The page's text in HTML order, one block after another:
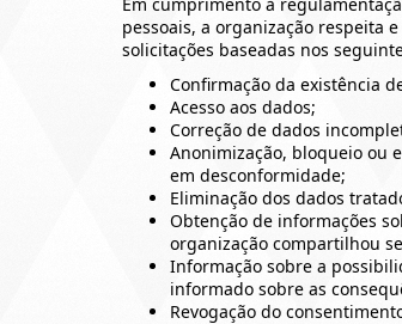
pessoais, a organização respeita
solicitações baseadas nos
Confirmação da existência
Acesso aos dados;
Correção de dados
Anonimização, bloqueio ou
em desconformidade;
Eliminação dos dados
Obtenção de informações
organização compartilhou
Informação sobre a
informado sobre as
Revogação do